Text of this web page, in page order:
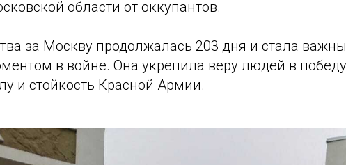
области от оккупантов.
за Москву продолжалась 203 дня и стала
в войне. Она укрепила веру людей в
и стойкость Красной Армии.